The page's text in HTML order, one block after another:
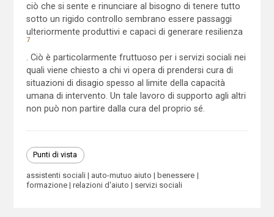
ciò che si sente e rinunciare al bisogno di tenere tutto
sotto un rigido controllo sembrano essere passaggi
ulteriormente produttivi e capaci di generare resilienza
7
. Ciò è particolarmente fruttuoso per i servizi sociali nei
quali viene chiesto a chi vi opera di prendersi cura di
situazioni di disagio spesso al limite della capacità
umana di intervento. Un tale lavoro di supporto agli altri
non può non partire dalla cura del proprio sé.
Punti di vista
assistenti sociali auto-mutuo aiuto
benessere
formazione
relazioni d'aiuto servizi sociali